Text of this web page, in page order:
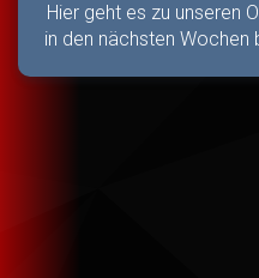
Hier geht es zu unseren
in den nächsten